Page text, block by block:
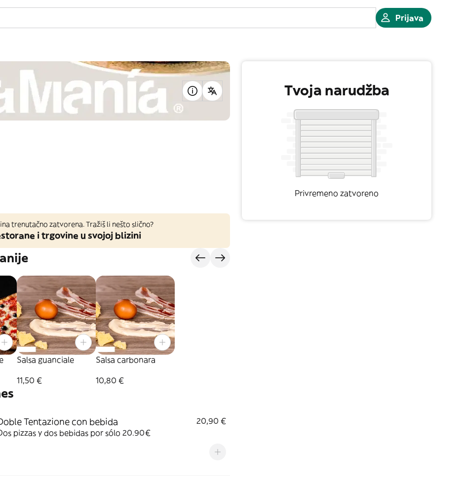
Prijava
trenutačno zatvorena. Tražiš li nešto slično?
i trgovine u svojoj blizini
Salsa guanciale
11,50 €
Salsa carbonara
10,80 €
Tentazione con bebida
20,90 €
pizzas y dos bebidas por sólo 20.90€
Tvoja narudžba
Privremeno zatvoreno